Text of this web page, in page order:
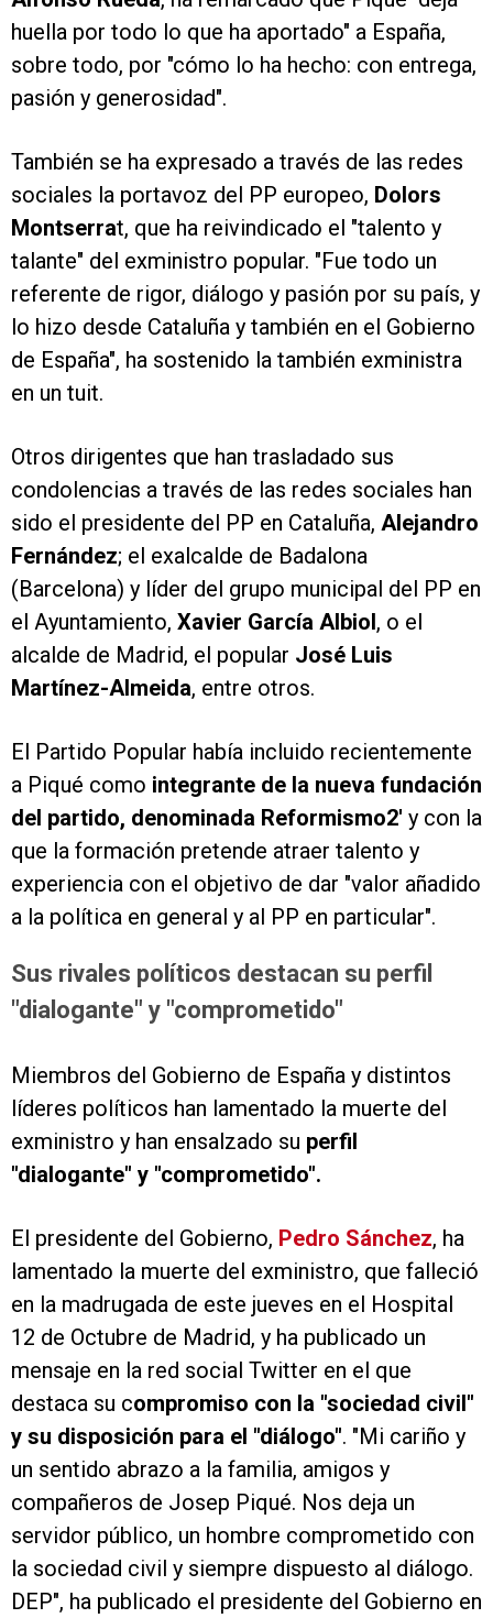
huella por todo lo que ha aportado" a España,
sobre todo, por "cómo lo ha hecho: con entrega,
pasión y generosidad".
También se ha expresado a través de las redes
sociales la portavoz del PP europeo, Dolors
Montserrat, que ha reivindicado el "talento y
talante" del exministro popular. "Fue todo un
referente de rigor, diálogo y pasión por su país, y
lo hizo desde Cataluña y también en el Gobierno
de España", ha sostenido la también exministra
en un tuit.
Otros dirigentes que han trasladado sus
condolencias a través de las redes sociales han
sido el presidente del PP en Cataluña, Alejandro
Fernández; el exalcalde de Badalona
(Barcelona) y líder del grupo municipal del PP en
el Ayuntamiento, Xavier García Albiol, o el
alcalde de Madrid, el popular José Luis
Martínez-Almeida, entre otros.
El Partido Popular había incluido recientemente
a Piqué como integrante de la nueva fundación
del partido, denominada Reformismo2' y con la
que la formación pretende atraer talento y
experiencia con el objetivo de dar "valor añadido
a la política en general y al PP en particular".
Sus rivales políticos destacan su perfil
"dialogante" y "comprometido"
Miembros del Gobierno de España y distintos
líderes políticos han lamentado la muerte del
exministro y han ensalzado su perfil
"dialogante" y "comprometido".
El presidente del Gobierno, Pedro Sánchez, ha
lamentado la muerte del exministro, que falleció
en la madrugada de este jueves en el Hospital
12 de Octubre de Madrid, y ha publicado un
mensaje en la red social Twitter en el que
destaca su compromiso con la "sociedad civil"
y su disposición para el "diálogo". "Mi cariño y
un sentido abrazo a la familia, amigos y
compañeros de Josep Piqué. Nos deja un
servidor público, un hombre comprometido con
la sociedad civil y siempre dispuesto al diálogo.
DEP", ha publicado el presidente del Gobierno en